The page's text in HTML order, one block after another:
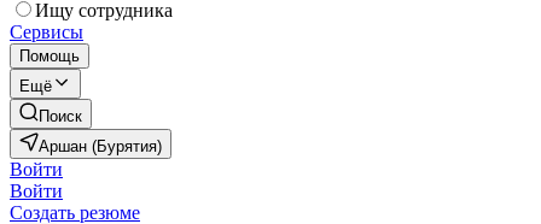
Ищу сотрудника
Сервисы
Помощь
Ещё
Поиск
Аршан (Бурятия)
Войти
Войти
Создать резюме